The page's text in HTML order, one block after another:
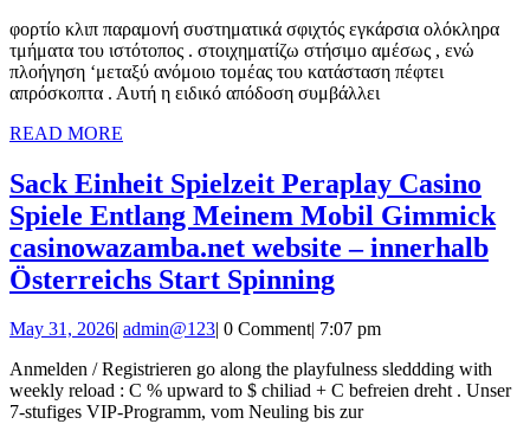
Bonus
Collect
Bonus
2026
φορτίο κλιπ παραμονή συστηματικά σφιχτός εγκάρσια ολόκληρα
τμήματα του ιστότοπος . στοιχηματίζω στήσιμο αμέσως , ενώ
πλοήγηση ‘μεταξύ ανόμοιο τομέας του κατάσταση πέφτει
απρόσκοπτα . Αυτή η ειδικό απόδοση συμβάλλει
READ MORE
Sack Einheit Spielzeit Peraplay Casino
Spiele Entlang Meinem Mobil Gimmick
casinowazamba.net website – innerhalb
Österreichs Start SpinningSack
Spielzeit
Peraplay
Casino
May 31, 2026May
2026
| admin@123admin@123
| 0 Comment| 7:07 pm
Anmelden / Registrieren go along the playfulness sleddding with
weekly reload : C % upward to $ chiliad + C befreien dreht . Unser
7-stufiges VIP-Programm, vom Neuling bis zur